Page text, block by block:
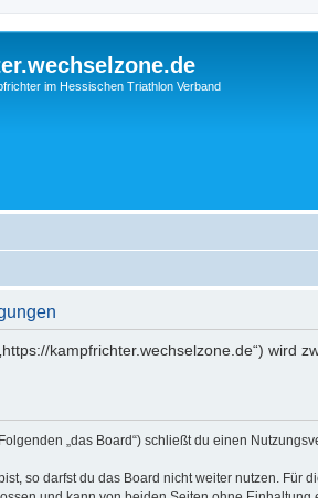
im Hessischen Triathlon Verband
kampfrichter.wechselzone.de“) wird
„das Board“) schließt du einen
so darfst du das Board nicht weiter nutzen.